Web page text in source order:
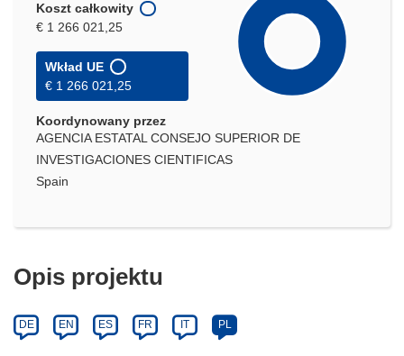
Koszt całkowity
€ 1 266 021,25
Wkład UE
€ 1 266 021,25
Koordynowany przez
AGENCIA ESTATAL CONSEJO SUPERIOR DE
INVESTIGACIONES CIENTIFICAS
Spain
Opis projektu
DE EN ES FR IT PL